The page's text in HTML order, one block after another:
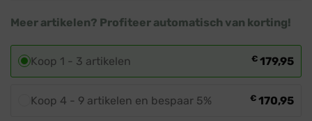
Meer artikelen? Profiteer automatisch van korting!
Koop 1 - 3 artikelen € 179,95
Koop 4 - 9 artikelen en bespaar 5% € 170,95